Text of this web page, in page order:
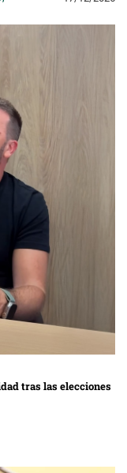
tras las elecciones